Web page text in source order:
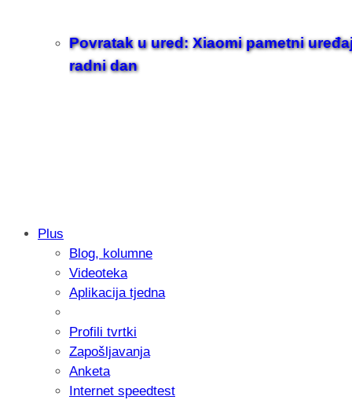
Povratak u ured: Xiaomi pametni
radni dan
Samsung otkrio kako je nastajala
donijelo tanje i izdržljivije preklopne
Plus
Blog, kolumne
Videoteka
Aplikacija tjedna
Profili tvrtki
Zapošljavanja
Anketa
Internet speedtest